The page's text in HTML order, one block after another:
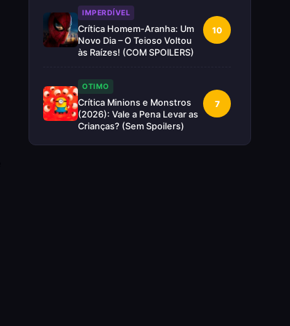
IMPERDÍVEL
Crítica Homem-Aranha: Um
Novo Dia – O Teioso Voltou
às Raízes! (COM SPOILERS)
10
OTIMO
Crítica Minions e Monstros
(2026): Vale a Pena Levar as
Crianças? (Sem Spoilers)
7